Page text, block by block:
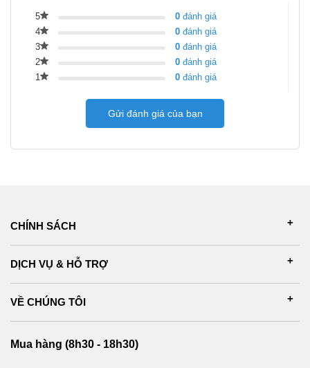
5 0 đánh giá
4
0 đánh giá
3
0 đánh giá
2
0 đánh giá
1
0 đánh giá
Gửi đánh giá của bạn
CHÍNH SÁCH
DỊCH VỤ & HỖ TRỢ
VỀ CHÚNG TÔI
Mua hàng (8h30 - 18h30)